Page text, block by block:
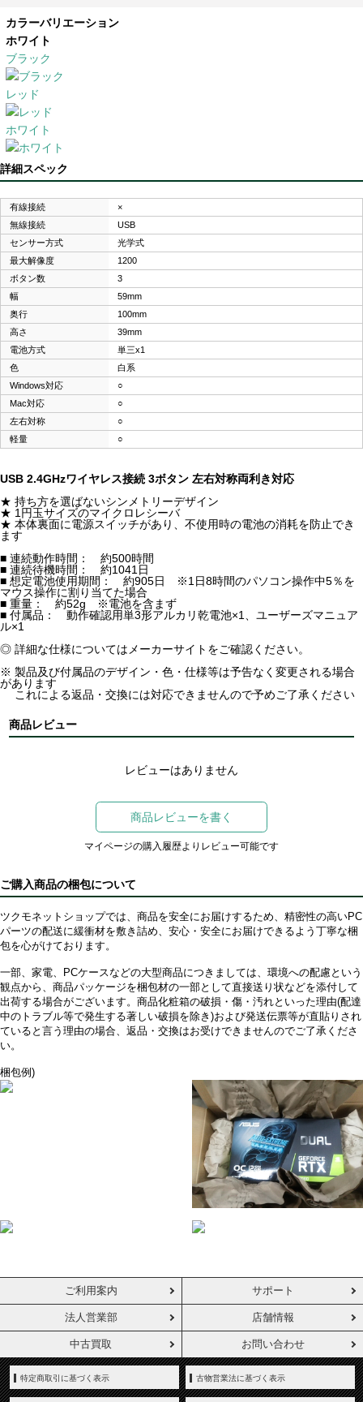
カラーバリエーション
ホワイト
ブラック
レッド
ホワイト
詳細スペック
有線接続
×
無線接続
USB
センサー方式
光学式
最大解像度
1200
ボタン数
3
幅
59mm
奥行
100mm
高さ
39mm
電池方式
単三x1
色
白系
Windows対応
○
Mac対応
○
左右対称
○
軽量
○
USB 2.4GHzワイヤレス接続 3ボタン 左右対称両利き対応
★ 持ち方を選ばないシンメトリーデザイン
★ 1円玉サイズのマイクロレシーバ
★ 本体裏面に電源スイッチがあり、不使用時の電池の消耗を防止でき
ます
■ 連続動作時間： 約500時間
■ 連続待機時間： 約1041日
■ 想定電池使用期間： 約905日 ※1日8時間のパソコン操作中5％を
マウス操作に割り当てた場合
■ 重量： 約52g ※電池を含まず
■ 付属品： 動作確認用単3形アルカリ乾電池×1、ユーザーズマニュア
ル×1
◎ 詳細な仕様についてはメーカーサイトをご確認ください。
※ 製品及び付属品のデザイン・色・仕様等は予告なく変更される場合
があります
これによる返品・交換には対応できませんので予めご了承ください
商品レビュー
レビューはありません
商品レビューを書く
マイページの購入履歴よりレビュー可能です
ご購入商品の梱包について
ツクモネットショップでは、商品を安全にお届けするため、精密性の高いPC
パーツの配送に緩衝材を敷き詰め、安心・安全にお届けできるよう丁寧な梱
包を心がけております。
一部、家電、PCケースなどの大型商品につきましては、環境への配慮という
観点から、商品パッケージを梱包材の一部として直接送り状などを添付して
出荷する場合がございます。商品化粧箱の破損・傷・汚れといった理由(配達
中のトラブル等で発生する著しい破損を除き)および発送伝票等が直貼りされ
ていると言う理由の場合、返品・交換はお受けできませんのでご了承くださ
い。
梱包例)
ご利用案内 サポート
法人営業部 店舗情報
中古買取 お問い合わせ
特定商取引に基づく表示 古物営業法に基づく表示